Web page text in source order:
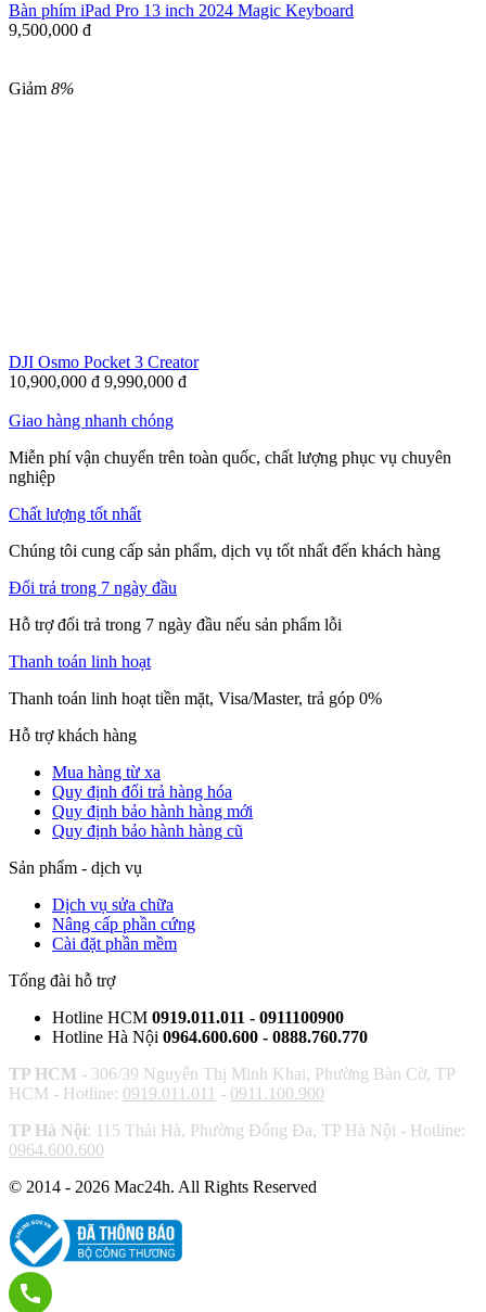
Bàn phím iPad Pro 13 inch 2024 Magic Keyboard
9,500,000 đ
Giảm 8%
DJI Osmo Pocket 3 Creator
10,900,000 đ 9,990,000 đ
Giao hàng nhanh chóng
Miễn phí vận chuyển trên toàn quốc, chất lượng phục vụ chuyên
nghiệp
Chất lượng tốt nhất
Chúng tôi cung cấp sản phẩm, dịch vụ tốt nhất đến khách hàng
Đổi trả trong 7 ngày đầu
Hỗ trợ đổi trả trong 7 ngày đầu nếu sản phẩm lỗi
Thanh toán linh hoạt
Thanh toán linh hoạt tiền mặt, Visa/Master, trả góp 0%
Hỗ trợ khách hàng
Mua hàng từ xa
Quy định đổi trả hàng hóa
Quy định bảo hành hàng mới
Quy định bảo hành hàng cũ
Sản phẩm - dịch vụ
Dịch vụ sửa chữa
Nâng cấp phần cứng
Cài đặt phần mềm
Tổng đài hỗ trợ
Hotline HCM 0919.011.011 - 0911100900
Hotline Hà Nội 0964.600.600 - 0888.760.770
TP HCM - 306/39 Nguyễn Thị Minh Khai, Phường Bàn Cờ, TP
HCM - Hotline: 0919.011.011 - 0911.100.900
TP Hà Nội: 115 Thái Hà, Phường Đống Đa, TP Hà Nội - Hotline:
0964.600.600
© 2014 - 2026 Mac24h. All Rights Reserved